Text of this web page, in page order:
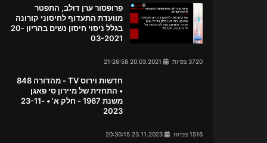
פרופסור ערן דולב, התפטר
מוועדת התעדוף לחיסוני קורונה
בגלל ניסוי חיסון נשים בהריון 20-
03-2021
3720 צפיות
חדשות וירוס TV - מהדורה 848
• התחזית של מיירון סי פאגן
משנת 1967 - חלק א' • 23-11-
2023
1516 צפיות